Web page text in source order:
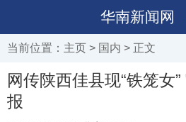
华南新闻网
当前位置： 主页 > 国内 > 正文
网传陕西佳县现“铁笼女
报